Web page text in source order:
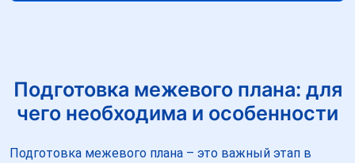
Подготовка межевого плана: для
чего необходима и особенности
Подготовка межевого плана – это важный этап в